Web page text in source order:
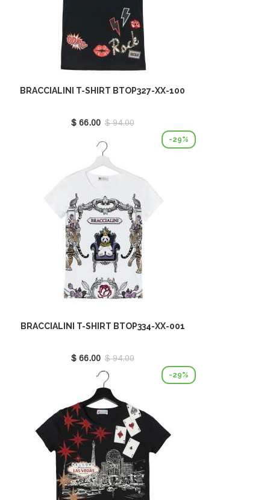
BRACCIALINI T-SHIRT BTOP327-XX-100
$ 66.00 $ 94.00
-29%
BRACCIALINI T-SHIRT BTOP334-XX-001
$ 66.00 $ 94.00
-29%